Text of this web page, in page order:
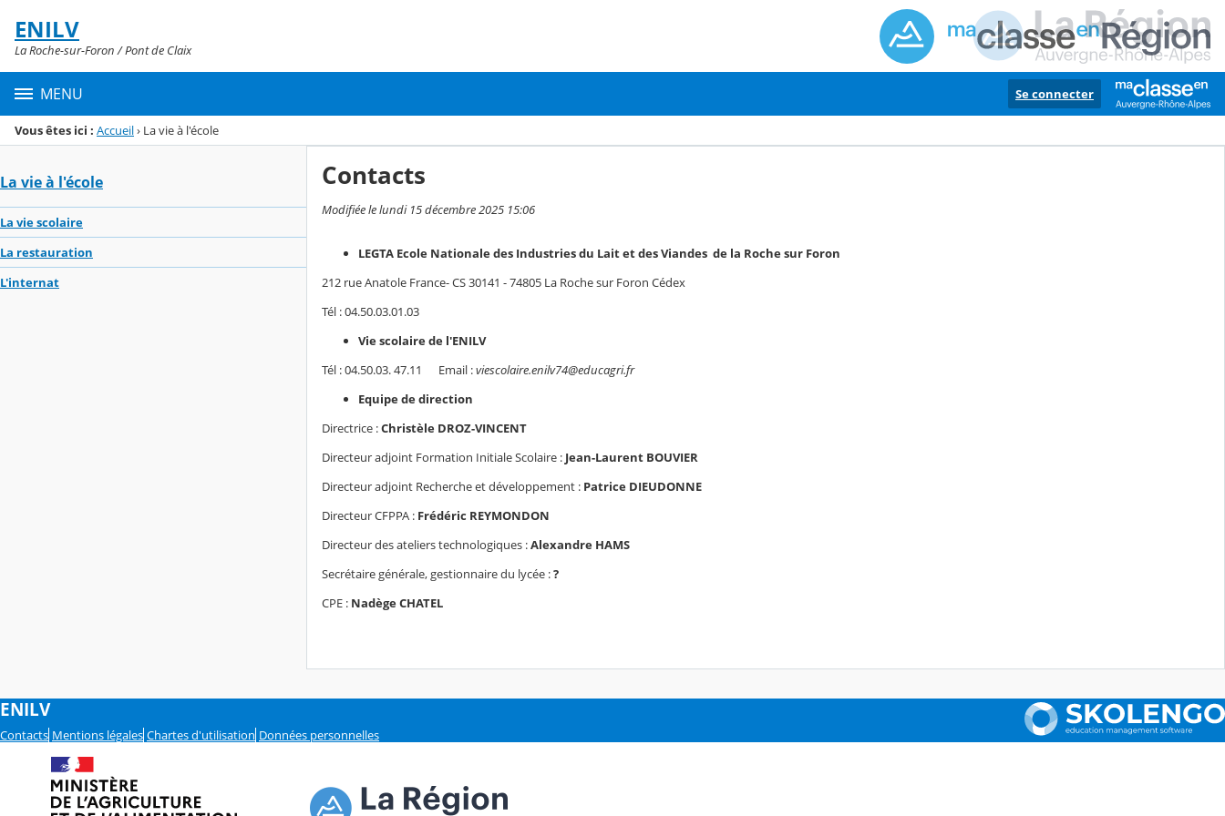
Menu de la rubrique
Contenu
ENILV
La Roche-sur-Foron / Pont de Claix
MENU Se connecter
Vous êtes ici : Accueil› La vie à l'école
La vie à l'école
La vie scolaire
La restauration
L'internat
Contacts
Modifiée le lundi 15 décembre 2025 15:06
LEGTA Ecole Nationale des Industries du Lait et des Viandes de la Roche sur Foron
212 rue Anatole France- CS 30141 - 74805 La Roche sur Foron Cédex
Tél : 04.50.03.01.03
Vie scolaire de l'ENILV
Tél : 04.50.03. 47.11 Email :viescolaire.enilv74@educagri.fr
Equipe de direction
Directrice :Christèle DROZ-VINCENT
Directeur adjoint Formation Initiale Scolaire : Jean-Laurent BOUVIER
Directeur adjoint Recherche et développement : Patrice DIEUDONNE
Directeur CFPPA : Frédéric REYMONDON
Directeur des ateliers technologiques :Alexandre HAMS
Secrétaire générale, gestionnaire du lycée :?
CPE : Nadège CHATEL
ENILV
Contacts Mentions légales Chartes d'utilisation Données personnelles